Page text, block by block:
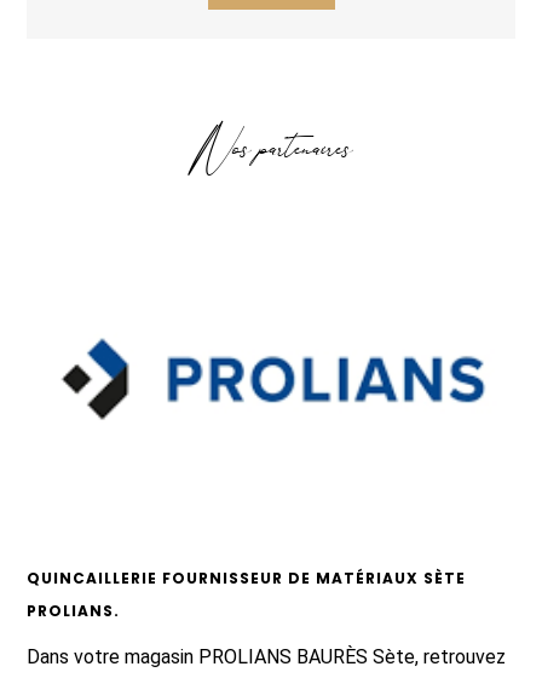
Nos partenaires
QUINCAILLERIE FOURNISSEUR DE MATÉRIAUX SÈTE
PROLIANS.
Dans votre magasin PROLIANS BAURÈS Sète, retrouvez